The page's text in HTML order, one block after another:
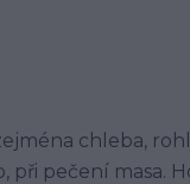
chleba,
pečení masa.